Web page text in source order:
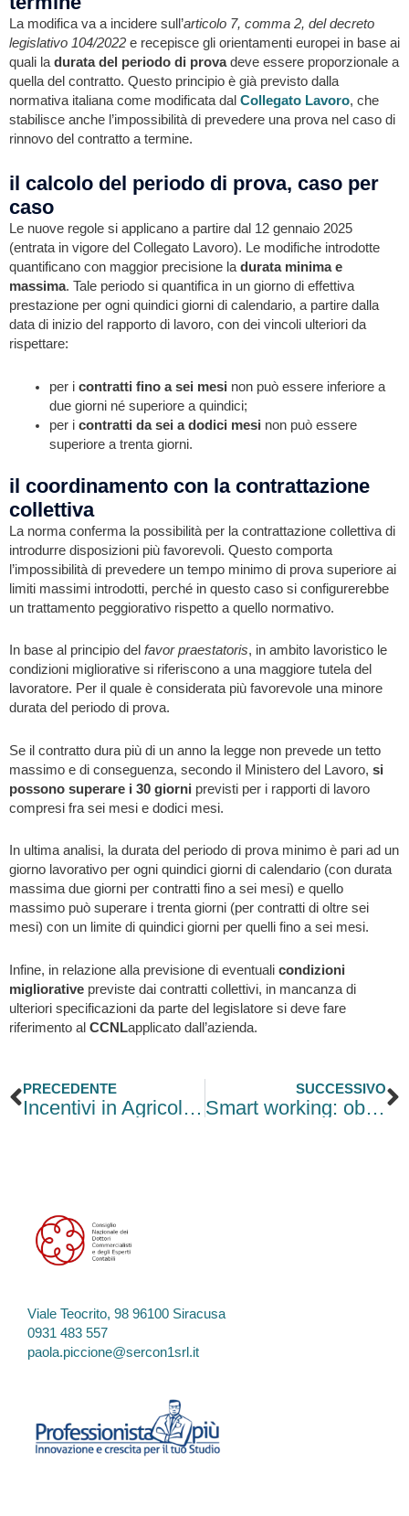
La modifica va a incidere sull’articolo 7, comma 2, del decreto
legislativo 104/2022 e recepisce gli orientamenti europei in base ai
quali la durata del periodo di provadeve essere proporzionale a
quella del contratto. Questo principio è già previsto dalla
normativa italiana come modificata dal Collegato Lavoro, che
stabilisce anche l’impossibilità di prevedere una prova nel caso di
rinnovo del contratto a termine.
il calcolo del periodo di prova, caso per
caso
Le nuove regole si applicano a partire dal 12 gennaio 2025
(entrata in vigore del Collegato Lavoro). Le modifiche introdotte
quantificano con maggior precisione ladurata minima e
massima. Tale periodo si quantifica in un giorno di effettiva
prestazione per ogni quindici giorni di calendario, a partire dalla
data di inizio del rapporto di lavoro, con dei vincoli ulteriori da
rispettare:
per icontratti fino a sei mesi non può essere inferiore a
due giorni né superiore a quindici;
per i contratti da sei a dodici mesi non può essere
superiore a trenta giorni.
il coordinamento con la contrattazione
collettiva
La norma conferma la possibilità per la contrattazione collettiva di
introdurre disposizioni più favorevoli. Questo comporta
l’impossibilità di prevedere un tempo minimo di prova superiore ai
limiti massimi introdotti, perché in questo caso si configurerebbe
un trattamento peggiorativo rispetto a quello normativo.
In base al principio del favor praestatoris, in ambito lavoristico le
condizioni migliorative si riferiscono a una maggiore tutela del
lavoratore. Per il quale è considerata più favorevole una minore
durata del periodo di prova.
Se il contratto dura più di un anno la legge non prevede un tetto
massimo e di conseguenza, secondo il Ministero del Lavoro, si
possono superare i 30 giorni previsti per i rapporti di lavoro
compresi fra sei mesi e dodici mesi.
In ultima analisi, la durata del periodo di prova minimo è pari ad un
giorno lavorativo per ogni quindici giorni di calendario (con durata
massima due giorni per contratti fino a sei mesi) e quello
massimo può superare i trenta giorni (per contratti di oltre sei
mesi) con un limite di quindici giorni per quelli fino a sei mesi.
Infine, in relazione alla previsione di eventuali condizioni
migliorative previste dai contratti collettivi, in mancanza di
ulteriori specificazioni da parte del legislatore si deve fare
riferimento al CCNLapplicato dall’azienda.
Precedente
PRECEDENTE
Incentivi in Agricoltura: sblocco domande al Fondo Innovazione ISMEA
SUCCESSIVO
Smart working: obblighi e nuove scadenze
Viale Teocrito, 98 96100 Siracusa
0931 483 557
paola.piccione@sercon1srl.it